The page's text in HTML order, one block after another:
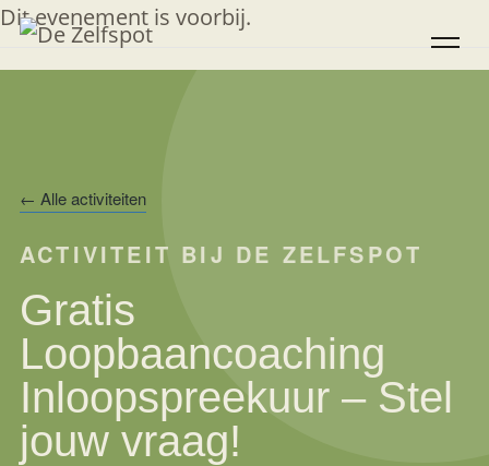
Doorgaan
naar
Dit evenement is voorbij.
← Alle activiteiten
ACTIVITEIT BIJ DE ZELFSPOT
Gratis
Loopbaancoaching
Inloopspreekuur – Stel
jouw vraag!